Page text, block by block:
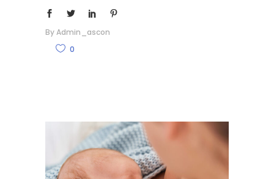
ByAdmin_ascon
0